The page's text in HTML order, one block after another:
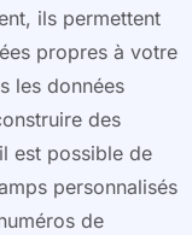
ils permettent
propres à votre
les données
des
est possible de
personnalisés
de